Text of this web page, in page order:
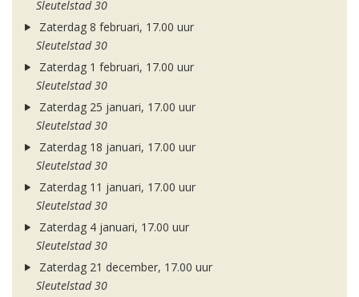
Sleutelstad 30
Zaterdag 8 februari, 17.00 uur
Sleutelstad 30
Zaterdag 1 februari, 17.00 uur
Sleutelstad 30
Zaterdag 25 januari, 17.00 uur
Sleutelstad 30
Zaterdag 18 januari, 17.00 uur
Sleutelstad 30
Zaterdag 11 januari, 17.00 uur
Sleutelstad 30
Zaterdag 4 januari, 17.00 uur
Sleutelstad 30
Zaterdag 21 december, 17.00 uur
Sleutelstad 30